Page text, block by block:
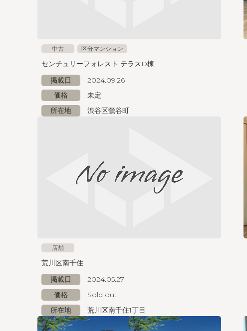
センチュリーフォレスト テラスD棟
掲載日
2024.09.26
価格
未定
所在地
渋谷区鶯谷町
中古 区分マンション
荒川区南千住
掲載日
2024.05.27
価格
Sold out
所在地
荒川区南千住1丁目
店舗